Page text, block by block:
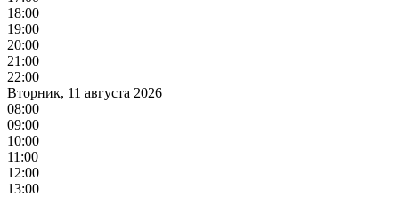
18:00
19:00
20:00
21:00
22:00
Вторник, 11 августа 2026
08:00
09:00
10:00
11:00
12:00
13:00